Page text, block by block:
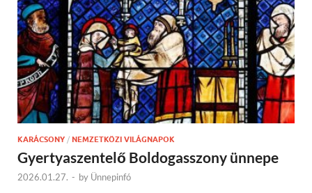
KARÁCSONY / NEMZETKÖZI VILÁGNAPOK
Gyertyaszentelő Boldogasszony ünnepe
2026.01.27. - by Ünnepinfó